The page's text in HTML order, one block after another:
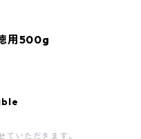
用500g
いただきます。